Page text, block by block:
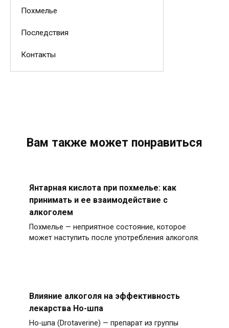
Похмелье
Последствия
Контакты
Вам также может понравиться
Янтарная кислота при похмелье: как
принимать и ее взаимодействие с
алкоголем
Похмелье — неприятное состояние, которое
может наступить после употребления алкоголя.
Влияние алкоголя на эффективность
лекарства Но-шпа
Но-шпа (Drotaverine) — препарат из группы